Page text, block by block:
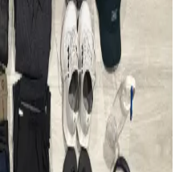
Günlük Yaz
Paketleme
15 günlük yaz seyahati için
ergonomik özellikler ve
veya Tek 30L Sırt
ve Konfor